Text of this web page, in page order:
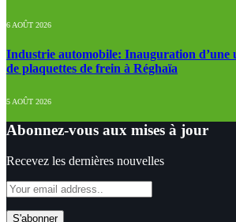
6 AOÛT 2026
Industrie automobile: Inauguration d’une
de plaquettes de frein à Réghaïa
5 AOÛT 2026
Abonnez-vous aux mises à jour
Recevez les dernières nouvelles